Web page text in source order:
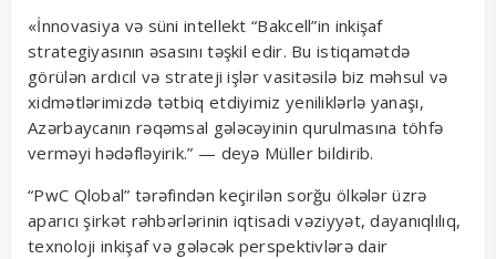
«İnnovasiya və süni intellekt “Bakcell”in inkişaf
strategiyasının əsasını təşkil edir. Bu istiqamətdə
görülən ardıcıl və strateji işlər vasitəsilə biz məhsul və
xidmətlərimizdə tətbiq etdiyimiz yeniliklərlə yanaşı,
Azərbaycanın rəqəmsal gələcəyinin qurulmasına töhfə
verməyi hədəfləyirik.” — deyə Müller bildirib.
“PwC Qlobal” tərəfindən keçirilən sorğu ölkələr üzrə
aparıcı şirkət rəhbərlərinin iqtisadi vəziyyət, dayanıqlılıq,
texnoloji inkişaf və gələcək perspektivlərə dair